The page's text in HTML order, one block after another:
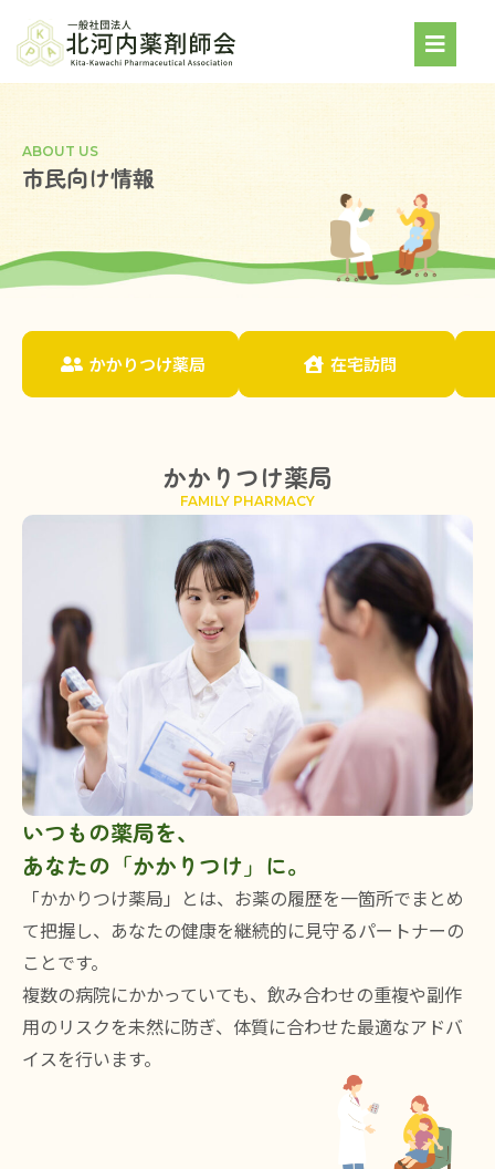
ABOUT US
市民向け情報
かかりつけ薬局 在宅訪問
かかりつけ薬局
FAMILY PHARMACY
いつもの薬局を、
あなたの「かかりつけ」に。
「かかりつけ薬局」とは、お薬の履歴を一箇所でまとめ
て把握し、あなたの健康を継続的に見守るパートナーの
ことです。
複数の病院にかかっていても、飲み合わせの重複や副作
用のリスクを未然に防ぎ、体質に合わせた最適なアドバ
イスを行います。